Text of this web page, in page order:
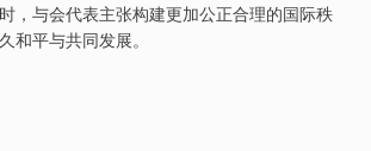
，与会代表主张构建更加公正合理的国际秩
和平与共同发展。